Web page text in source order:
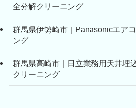
全分解クリーニング
群馬県伊勢崎市｜Panasonicエア
ング
群馬県高崎市｜日立業務用天井埋
クリーニング